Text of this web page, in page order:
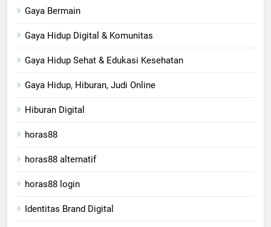
Gaya Bermain
Gaya Hidup Digital & Komunitas
Gaya Hidup Sehat & Edukasi Kesehatan
Gaya Hidup, Hiburan, Judi Online
Hiburan Digital
horas88
horas88 alternatif
horas88 login
Identitas Brand Digital